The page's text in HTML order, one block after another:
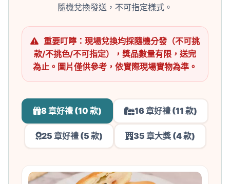
隨機兌換發送，不可指定樣式。
重要叮嚀：現場兌換均採隨機分發（不可挑
款/不挑色/不可指定），獎品數量有限，送完
為止。圖片僅供參考，依實際現場實物為準。
8 章好禮 (10 款) 16 章好禮 (11 款)
25 章好禮 (5 款) 35 章大獎 (4 款)